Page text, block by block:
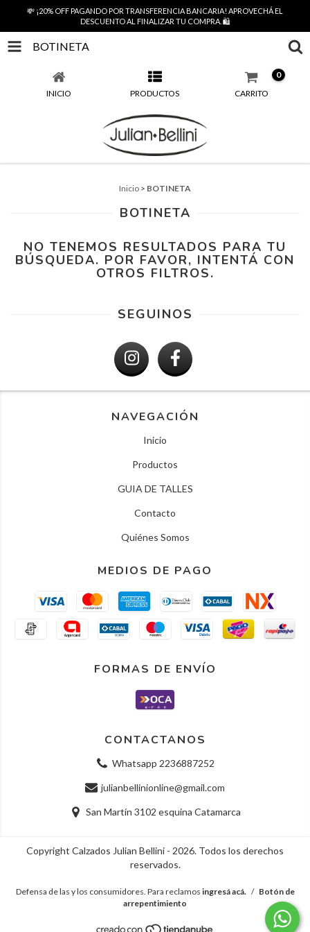
💸 ¡20% OFF PAGANDO POR TRANSFERENCIA BANCARIA! APROVECHÁ EL
DESCUENTO AL FINALIZAR TU COMPRA. 🛍️
BOTINETA
INICIO PRODUCTOS CARRITO
0
Inicio > BOTINETA
BOTINETA
NO TENEMOS RESULTADOS PARA TU
BÚSQUEDA. POR FAVOR, INTENTÁ CON
OTROS FILTROS.
SEGUINOS
NAVEGACIÓN
Inicio
Productos
GUIA DE TALLES
Contacto
Quiénes Somos
MEDIOS DE PAGO
FORMAS DE ENVÍO
CONTACTANOS
Whatsapp 2236887252
julianbellinionline@gmail.com
San Martín 3102 esquina Catamarca
Copyright Calzados Julian Bellini - 2026. Todos los derechos
reservados.
Defensa de las y los consumidores. Para reclamos ingresá acá. / Botón de
arrepentimiento